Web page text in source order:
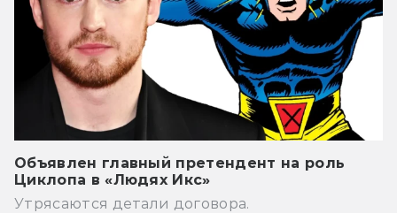
Объявлен главный претендент на роль
Циклопа в «Людях Икс»
Утрясаются детали договора.